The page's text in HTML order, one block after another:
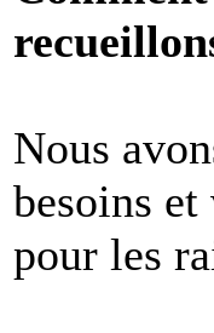
Nous
besoins
pour les